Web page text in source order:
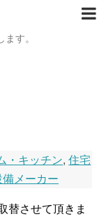
す。
・キッチン,住宅
備メーカー
替させて頂きま